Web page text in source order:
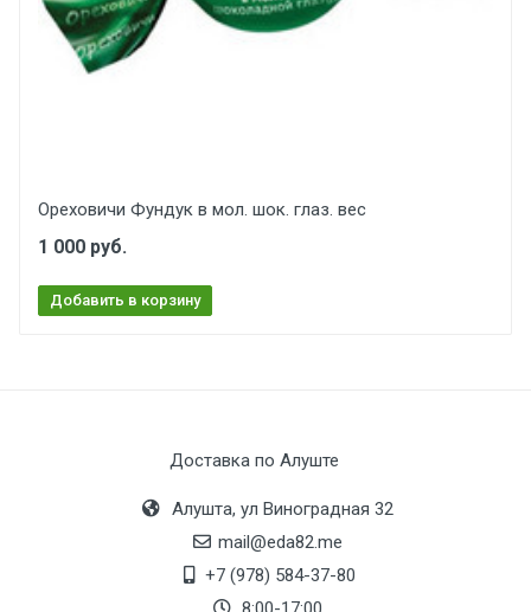
Ореховичи Фундук в мол. шок. глаз. вес
1 000 руб.
Добавить в корзину
Доставка по Алуште
Алушта, ул Виноградная 32
mail@eda82.me
+7 (978) 584-37-80